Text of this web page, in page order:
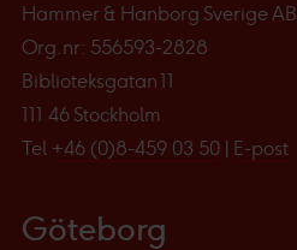
Hammer & Hanborg Sverige AB
Org.nr: 556593-2828
Biblioteksgatan 11
111 46 Stockholm
Tel +46 (0)8-459 03 50 | E-post
Göteborg